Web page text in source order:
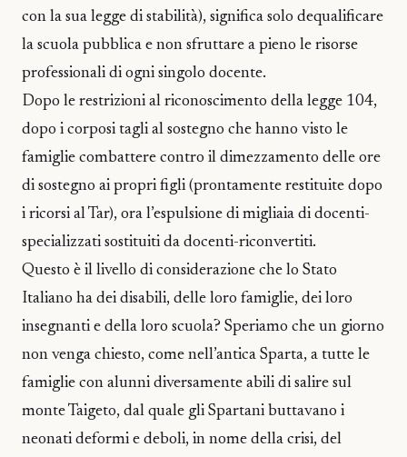
con la sua legge di stabilità), significa solo dequalificare
la scuola pubblica e non sfruttare a pieno le risorse
professionali di ogni singolo docente.
Dopo le restrizioni al riconoscimento della legge 104,
dopo i corposi tagli al sostegno che hanno visto le
famiglie combattere contro il dimezzamento delle ore
di sostegno ai propri figli (prontamente restituite dopo
i ricorsi al Tar), ora l’espulsione di migliaia di docenti-
specializzati sostituiti da docenti-riconvertiti.
Questo è il livello di considerazione che lo Stato
Italiano ha dei disabili, delle loro famiglie, dei loro
insegnanti e della loro scuola? Speriamo che un giorno
non venga chiesto, come nell’antica Sparta, a tutte le
famiglie con alunni diversamente abili di salire sul
monte Taigeto, dal quale gli Spartani buttavano i
neonati deformi e deboli, in nome della crisi, del